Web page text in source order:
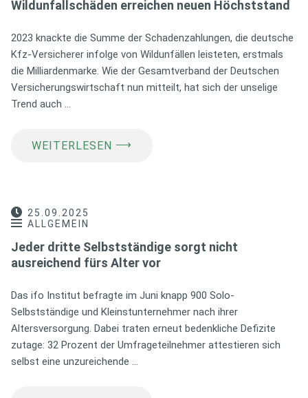
Wildunfallschäden erreichen neuen Höchststand
2023 knackte die Summe der Schadenzahlungen, die deutsche
Kfz-Versicherer infolge von Wildunfällen leisteten, erstmals
die Milliardenmarke. Wie der Gesamtverband der Deutschen
Versicherungswirtschaft nun mitteilt, hat sich der unselige
Trend auch …
WEITERLESEN ⟶
25.09.2025
ALLGEMEIN
Jeder dritte Selbstständige sorgt nicht
ausreichend fürs Alter vor
Das ifo Institut befragte im Juni knapp 900 Solo-
Selbstständige und Kleinstunternehmer nach ihrer
Altersversorgung. Dabei traten erneut bedenkliche Defizite
zutage: 32 Prozent der Umfrageteilnehmer attestieren sich
selbst eine unzureichende …